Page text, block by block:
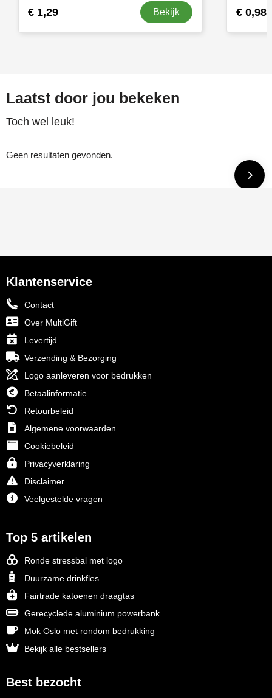
€ 1,29 Bekijk € 0,98
Laatst door jou bekeken
Toch wel leuk!
Geen resultaten gevonden.
Klantenservice
Contact
Over MultiGift
Levertijd
Verzending & Bezorging
Logo aanleveren voor bedrukken
Betaalinformatie
Retourbeleid
Algemene voorwaarden
Cookiebeleid
Privacyverklaring
Disclaimer
Veelgestelde vragen
Top 5 artikelen
Ronde stressbal met logo
Duurzame drinkfles
Fairtrade katoenen draagtas
Gerecyclede aluminium powerbank
Mok Oslo met rondom bedrukking
Bekijk alle bestsellers
Best bezocht